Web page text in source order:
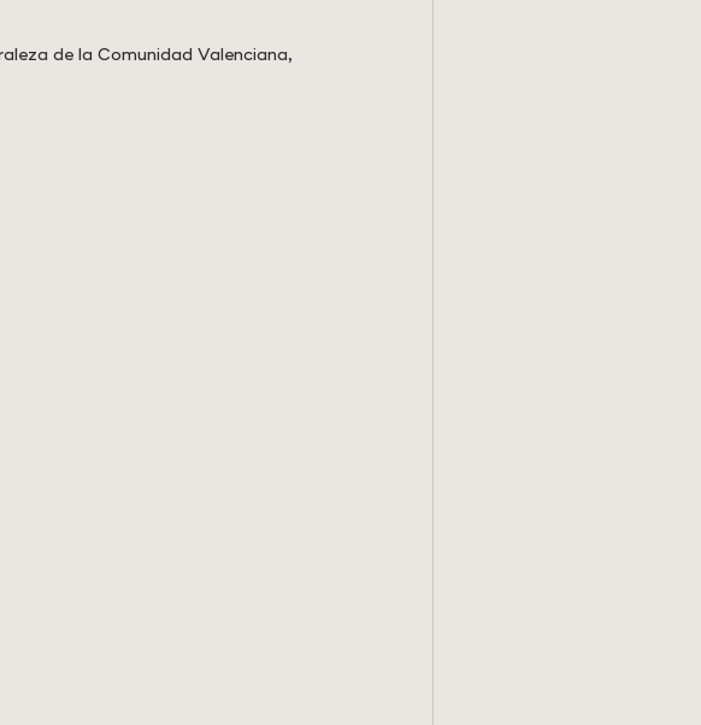
de la Comunidad Valenciana,